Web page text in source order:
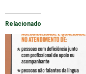
Relacionado